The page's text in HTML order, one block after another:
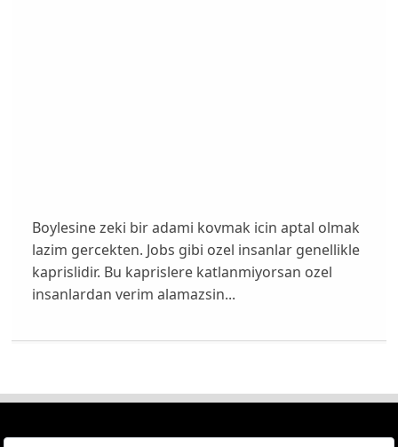
Boylesine zeki bir adami kovmak icin aptal olmak
lazim gercekten. Jobs gibi ozel insanlar genellikle
kaprislidir. Bu kaprislere katlanmiyorsan ozel
insanlardan verim alamazsin...